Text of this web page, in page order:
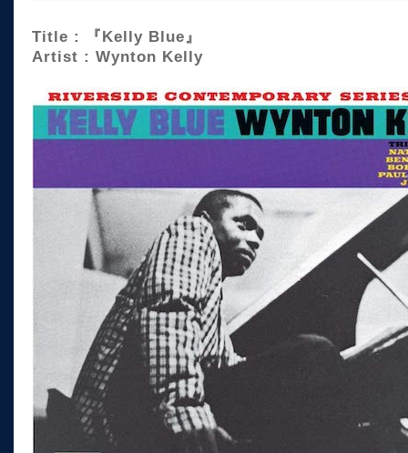
Title : 『Kelly Blue』
Artist : Wynton Kelly